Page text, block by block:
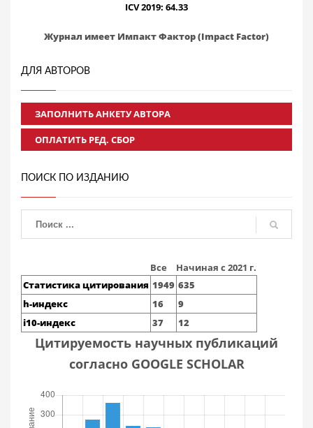
ICV 2019: 64.33
Журнал имеет Импакт Фактор (Impact Factor)
ДЛЯ АВТОРОВ
ЗАПОЛНИТЬ АНКЕТУ АВТОРА
ОПЛАТИТЬ РЕД. СБОР
ПОИСК ПО ИЗДАНИЮ
Все
Начиная с 2021 г.
Статистика цитирования 1949 635
h-индекс
16
9
i10-индекс
37 12
Цитируемость научных публикаций
согласно GOOGLE SCHOLAR